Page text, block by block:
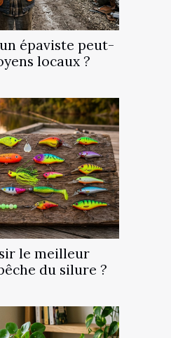
épaviste peut-
locaux ?
le meilleur
du silure ?